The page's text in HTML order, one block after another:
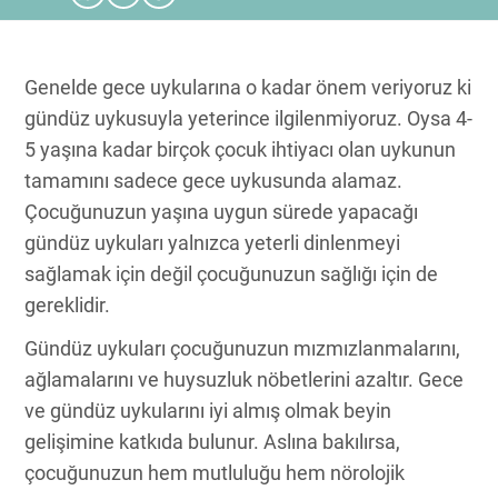
Genelde gece uykularına o kadar önem veriyoruz ki
gündüz uykusuyla yeterince ilgilenmiyoruz. Oysa 4-
5 yaşına kadar birçok çocuk ihtiyacı olan uykunun
tamamını sadece gece uykusunda alamaz.
Çocuğunuzun yaşına uygun sürede yapacağı
gündüz uykuları yalnızca yeterli dinlenmeyi
sağlamak için değil çocuğunuzun sağlığı için de
gereklidir.
Gündüz uykuları çocuğunuzun mızmızlanmalarını,
ağlamalarını ve huysuzluk nöbetlerini azaltır. Gece
ve gündüz uykularını iyi almış olmak beyin
gelişimine katkıda bulunur. Aslına bakılırsa,
çocuğunuzun hem mutluluğu hem nörolojik